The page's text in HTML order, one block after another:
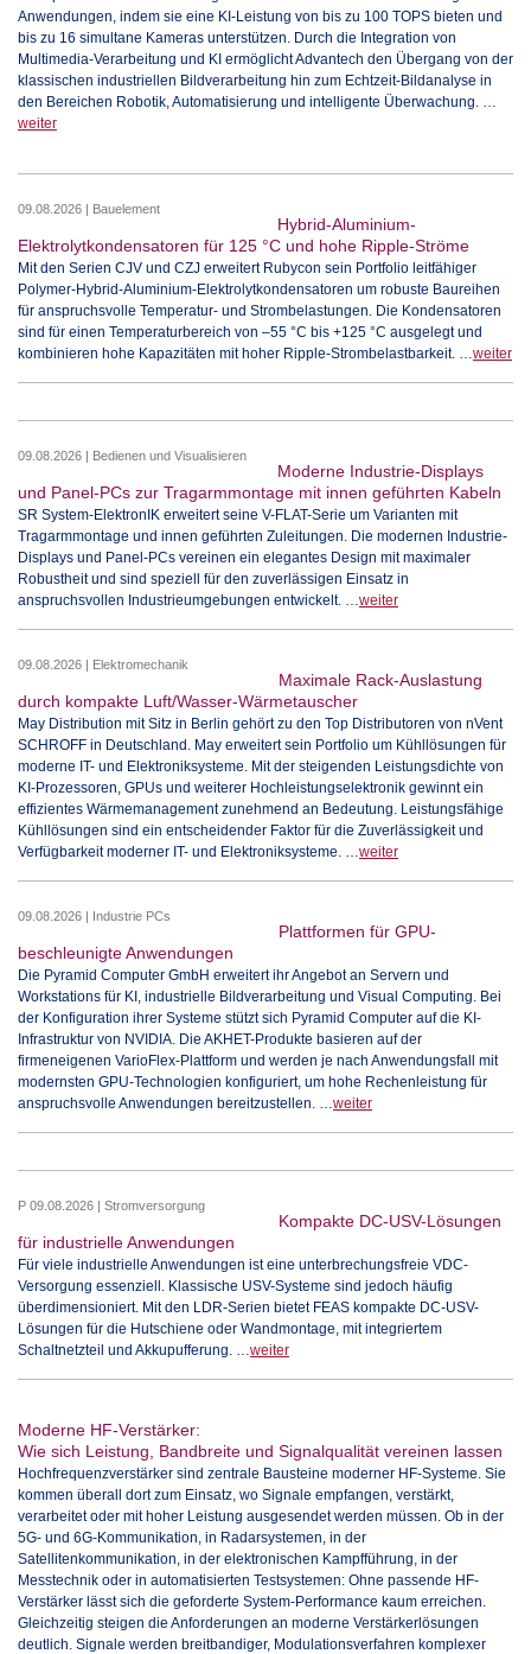
Anwendungen, indem sie eine KI-Leistung von bis zu 100 TOPS bieten und
bis zu 16 simultane Kameras unterstützen. Durch die Integration von
Multimedia-Verarbeitung und KI ermöglicht Advantech den Übergang von der
klassischen industriellen Bildverarbeitung hin zum Echtzeit-Bildanalyse in
den Bereichen Robotik, Automatisierung und intelligente Überwachung. …
weiter
09.08.2026 | Bauelement
Hybrid-Aluminium-
Elektrolytkondensatoren für 125 °C und hohe Ripple-Ströme
Mit den Serien CJV und CZJ erweitert Rubycon sein Portfolio leitfähiger
Polymer-Hybrid-Aluminium-Elektrolytkondensatoren um robuste Baureihen
für anspruchsvolle Temperatur- und Strombelastungen. Die Kondensatoren
sind für einen Temperaturbereich von –55 °C bis +125 °C ausgelegt und
kombinieren hohe Kapazitäten mit hoher Ripple-Strombelastbarkeit. …weiter
09.08.2026 | Bedienen und Visualisieren
Moderne Industrie-Displays
und Panel-PCs zur Tragarmmontage mit innen geführten Kabeln
SR System-ElektronIK erweitert seine V-FLAT-Serie um Varianten mit
Tragarmmontage und innen geführten Zuleitungen. Die modernen Industrie-
Displays und Panel-PCs vereinen ein elegantes Design mit maximaler
Robustheit und sind speziell für den zuverlässigen Einsatz in
anspruchsvollen Industrieumgebungen entwickelt. …weiter
09.08.2026 | Elektromechanik
Maximale Rack-Auslastung
durch kompakte Luft/Wasser-Wärmetauscher
May Distribution mit Sitz in Berlin gehört zu den Top Distributoren von nVent
SCHROFF in Deutschland. May erweitert sein Portfolio um Kühllösungen für
moderne IT- und Elektroniksysteme. Mit der steigenden Leistungsdichte von
KI-Prozessoren, GPUs und weiterer Hochleistungselektronik gewinnt ein
effizientes Wärmemanagement zunehmend an Bedeutung. Leistungsfähige
Kühllösungen sind ein entscheidender Faktor für die Zuverlässigkeit und
Verfügbarkeit moderner IT- und Elektroniksysteme. …weiter
09.08.2026 | Industrie PCs
Plattformen für GPU-
beschleunigte Anwendungen
Die Pyramid Computer GmbH erweitert ihr Angebot an Servern und
Workstations für KI, industrielle Bildverarbeitung und Visual Computing. Bei
der Konfiguration ihrer Systeme stützt sich Pyramid Computer auf die KI-
Infrastruktur von NVIDIA. Die AKHET-Produkte basieren auf der
firmeneigenen VarioFlex-Plattform und werden je nach Anwendungsfall mit
modernsten GPU-Technologien konfiguriert, um hohe Rechenleistung für
anspruchsvolle Anwendungen bereitzustellen. …weiter
P 09.08.2026 | Stromversorgung
Kompakte DC-USV-Lösungen
für industrielle Anwendungen
Für viele industrielle Anwendungen ist eine unterbrechungsfreie VDC-
Versorgung essenziell. Klassische USV-Systeme sind jedoch häufig
überdimensioniert. Mit den LDR-Serien bietet FEAS kompakte DC-USV-
Lösungen für die Hutschiene oder Wandmontage, mit integriertem
Schaltnetzteil und Akkupufferung. …weiter
Moderne HF-Verstärker:
Wie sich Leistung, Bandbreite und Signalqualität vereinen lassen
Hochfrequenzverstärker sind zentrale Bausteine moderner HF-Systeme. Sie
kommen überall dort zum Einsatz, wo Signale empfangen, verstärkt,
verarbeitet oder mit hoher Leistung ausgesendet werden müssen. Ob in der
5G- und 6G-Kommunikation, in Radarsystemen, in der
Satellitenkommunikation, in der elektronischen Kampfführung, in der
Messtechnik oder in automatisierten Testsystemen: Ohne passende HF-
Verstärker lässt sich die geforderte System-Performance kaum erreichen.
Gleichzeitig steigen die Anforderungen an moderne Verstärkerlösungen
deutlich. Signale werden breitbandiger, Modulationsverfahren komplexer